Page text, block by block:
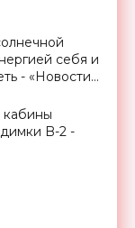
себя и
- «Новости
кабины
B-2 -